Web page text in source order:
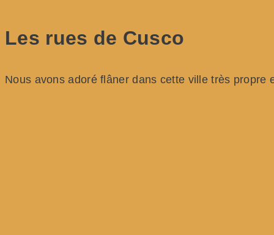
Les rues de Cusco
Nous avons adoré flâner dans cette ville très